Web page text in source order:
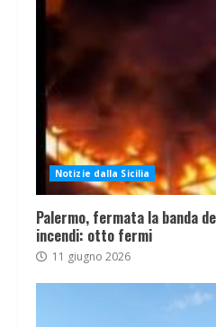
Notizie dalla Sicilia
Palermo, fermata la banda
incendi: otto fermi
11 giugno 2026